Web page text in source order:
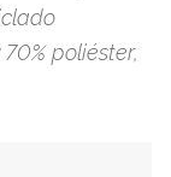
poliéster,